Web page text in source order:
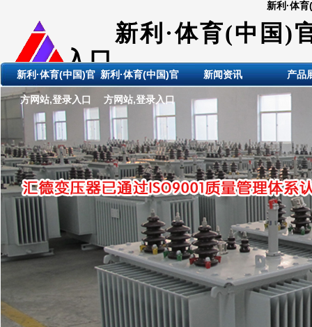
新利·体
新利·体育(中国)
入口
ShanDong HuiDE
新利·体育(中国)官
方网站,登录入口
新利·体育(中国)官
方网站,登录入口
新闻资讯 产品